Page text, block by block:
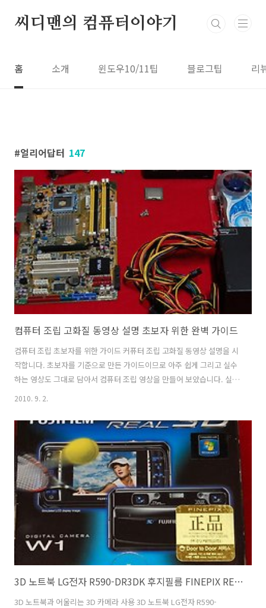
씨디맨의 컴퓨터이야기
홈 소개 윈도우10/11팁 블로그팁 리
얼리어답터 147
컴퓨터 조립 고화질 동영상 설명 초보자 위한 완벽 가이드
컴퓨터 조립 초보자를 위한 가이드 커퓨터 조립 고화질 동영상 설명을 시
작합니다. 초보자를 기준으로 만든 가이드이므로 아주 쉽게 그리고 실수
하는 영상도 그대로 담아서 컴퓨터 조립 영상을 만들어 보았습니다. 실제
로 한번도 컴퓨터 조립 경험이 없는분이 천천히 따라서 조립하신 뒤, 실
컴퓨터에 대해서 보다 많이 알게 되고 자신의 컴퓨터에 애정도 많이 생깁
니다. 모바일에서도 유튜브 (YouTube) 에 동영상을 올렸습니다. 만일 유
튜브 속도가 느리다면 유튜브 속도 스피드업 프로그램을 써주세요. 고화
질로 깨끗한 컴퓨터 조립 영상을 볼 수 있습니다. 연관 링크 파워서플라
이 추천 - 컴퓨터 좋은 파워 전력W,전압V,전류A 써모랩 바다 쿨러
Therm..
2010. 9. 2.
3D 노트북 LG전자 R590-DR3DK 후지필름 FINEPIX REAL 3D W1 3D 카메라 함께 사용기
3D 노트북과 어울리는 3D 카메라 사용 3D 노트북 LG전자 R590-